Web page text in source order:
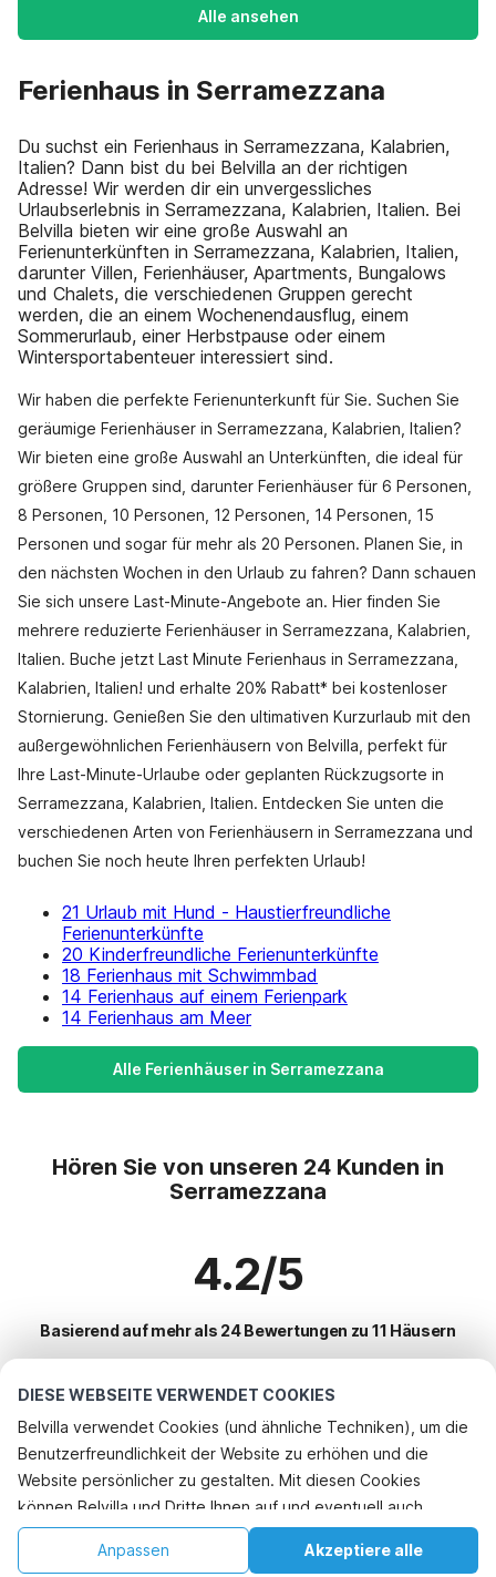
DIESE WEBSEITE VERWENDET COOKIES
Belvilla verwendet Cookies (und ähnliche Techniken), um die
Benutzerfreundlichkeit der Website zu erhöhen und die
Website persönlicher zu gestalten. Mit diesen Cookies
können Belvilla und Dritte Ihnen auf und eventuell auch
außerhalb unserer Website folgen, um Werbung Ihren
Interessen anzupassen und das Teilen von Informationen über
Akzeptiere alle
Anpassen
Alle ansehen
Ferienhaus in Serramezzana
Du suchst ein Ferienhaus in Serramezzana, Kalabrien,
Italien? Dann bist du bei Belvilla an der richtigen
Adresse! Wir werden dir ein unvergessliches
Urlaubserlebnis in Serramezzana, Kalabrien, Italien. Bei
Belvilla bieten wir eine große Auswahl an
Ferienunterkünften in Serramezzana, Kalabrien, Italien,
darunter Villen, Ferienhäuser, Apartments, Bungalows
und Chalets, die verschiedenen Gruppen gerecht
werden, die an einem Wochenendausflug, einem
Sommerurlaub, einer Herbstpause oder einem
Wintersportabenteuer interessiert sind.
Wir haben die perfekte Ferienunterkunft für Sie. Suchen Sie
geräumige Ferienhäuser in Serramezzana, Kalabrien, Italien?
Wir bieten eine große Auswahl an Unterkünften, die ideal für
größere Gruppen sind, darunter Ferienhäuser für 6 Personen,
8 Personen, 10 Personen, 12 Personen, 14 Personen, 15
Personen und sogar für mehr als 20 Personen. Planen Sie, in
den nächsten Wochen in den Urlaub zu fahren? Dann schauen
Sie sich unsere Last-Minute-Angebote an. Hier finden Sie
mehrere reduzierte Ferienhäuser in Serramezzana, Kalabrien,
Italien. Buche jetzt Last Minute Ferienhaus in Serramezzana,
Kalabrien, Italien! und erhalte 20% Rabatt* bei kostenloser
Stornierung. Genießen Sie den ultimativen Kurzurlaub mit den
außergewöhnlichen Ferienhäusern von Belvilla, perfekt für
Ihre Last-Minute-Urlaube oder geplanten Rückzugsorte in
Serramezzana, Kalabrien, Italien. Entdecken Sie unten die
verschiedenen Arten von Ferienhäusern in Serramezzana und
buchen Sie noch heute Ihren perfekten Urlaub!
21 Urlaub mit Hund - Haustierfreundliche
Ferienunterkünfte
20 Kinderfreundliche Ferienunterkünfte
18 Ferienhaus mit Schwimmbad
14 Ferienhaus auf einem Ferienpark
14 Ferienhaus am Meer
Alle Ferienhäuser in Serramezzana
Hören Sie von unseren 24 Kunden in
Serramezzana
4.2/5
Basierend auf mehr als 24 Bewertungen zu 11 Häusern
Beliebteste Reiseziele für Urlaub
Top-Städte mit Top-Annehmlichkeiten für den Urlaub
Kinderfreundliche Ferienunterkünfte cetraro
Kinderfreundliche Ferienunterkünfte ripalvella
Kinderfreundliche Ferienunterkünfte smirra
Beliebte Ausstattungen für Urlaub in Serramezzana
Urlaub mit Hund - Haustierfreundliche Ferienunterkünfte
Beliebte Städte für den Urlaub in Kalabrien
Startseite Wunschliste Buchungen Konto